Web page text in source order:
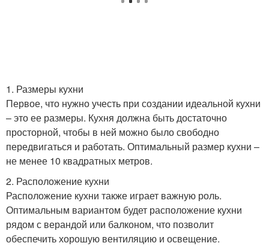
1. Размеры кухни
Первое, что нужно учесть при создании идеальной кухни
– это ее размеры. Кухня должна быть достаточно
просторной, чтобы в ней можно было свободно
передвигаться и работать. Оптимальный размер кухни –
не менее 10 квадратных метров.
2. Расположение кухни
Расположение кухни также играет важную роль.
Оптимальным вариантом будет расположение кухни
рядом с верандой или балконом, что позволит
обеспечить хорошую вентиляцию и освещение.